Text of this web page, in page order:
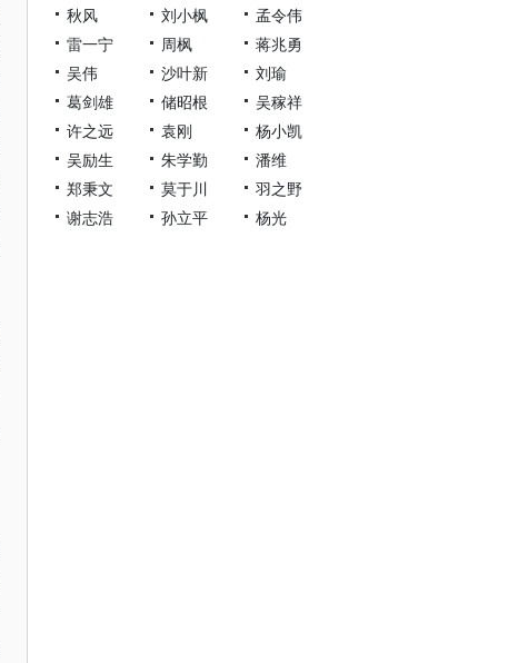
秋风
刘小枫
孟令伟
雷一宁
周枫
蒋兆勇
吴伟
沙叶新
刘瑜
葛剑雄
储昭根
吴稼祥
许之远
袁刚
杨小凯
吴励生
朱学勤
潘维
郑秉文
莫于川
羽之野
谢志浩
孙立平 杨光